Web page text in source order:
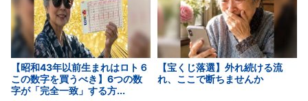
【昭和43年以前生まれはロト６
この数字を買うべき】6つの数
字が「完全一致」する方...
【宝くじ落選】外れ続ける流
れ、ここで断ちませんか